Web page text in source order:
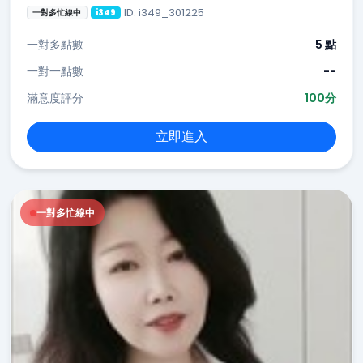
一對多忙線中 i349 ID: i349_301225
一對多點數
5 點
一對一點數
--
滿意度評分
100分
立即進入
一對多忙線中